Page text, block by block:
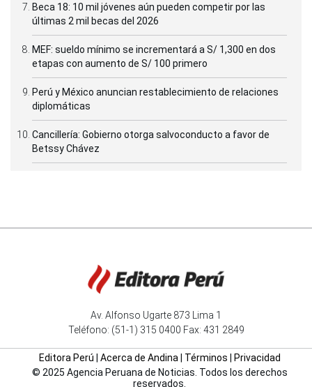
Beca 18: 10 mil jóvenes aún pueden competir por las
últimas 2 mil becas del 2026
MEF: sueldo mínimo se incrementará a S/ 1,300 en dos
etapas con aumento de S/ 100 primero
Perú y México anuncian restablecimiento de relaciones
diplomáticas
Cancillería: Gobierno otorga salvoconducto a favor de
Betssy Chávez
Av. Alfonso Ugarte 873 Lima 1
Teléfono: (51-1) 315 0400 Fax: 431 2849
Editora Perú Acerca de Andina Términos
Privacidad
© 2025 Agencia Peruana de Noticias. Todos los derechos
reservados.